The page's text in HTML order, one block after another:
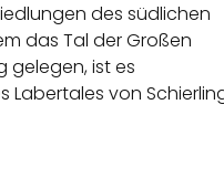
des südlichen
das Tal der Großen
gelegen, ist es
Labertales von